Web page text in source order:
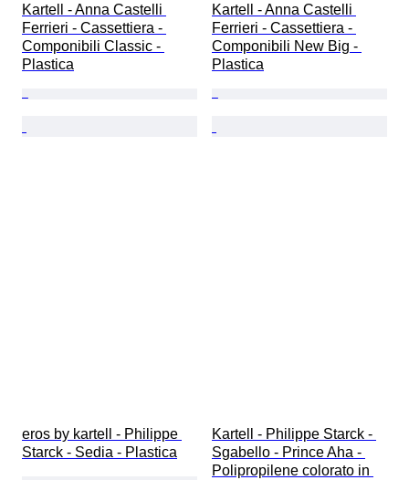
Kartell - Anna Castelli
Ferrieri - Cassettiera -
Componibili Classic -
Plastica
Kartell - Anna Castelli
Ferrieri - Cassettiera -
Componibili New Big -
Plastica
eros by kartell - Philippe
Starck - Sedia - Plastica
Kartell - Philippe Starck -
Sgabello - Prince Aha -
Polipropilene colorato in